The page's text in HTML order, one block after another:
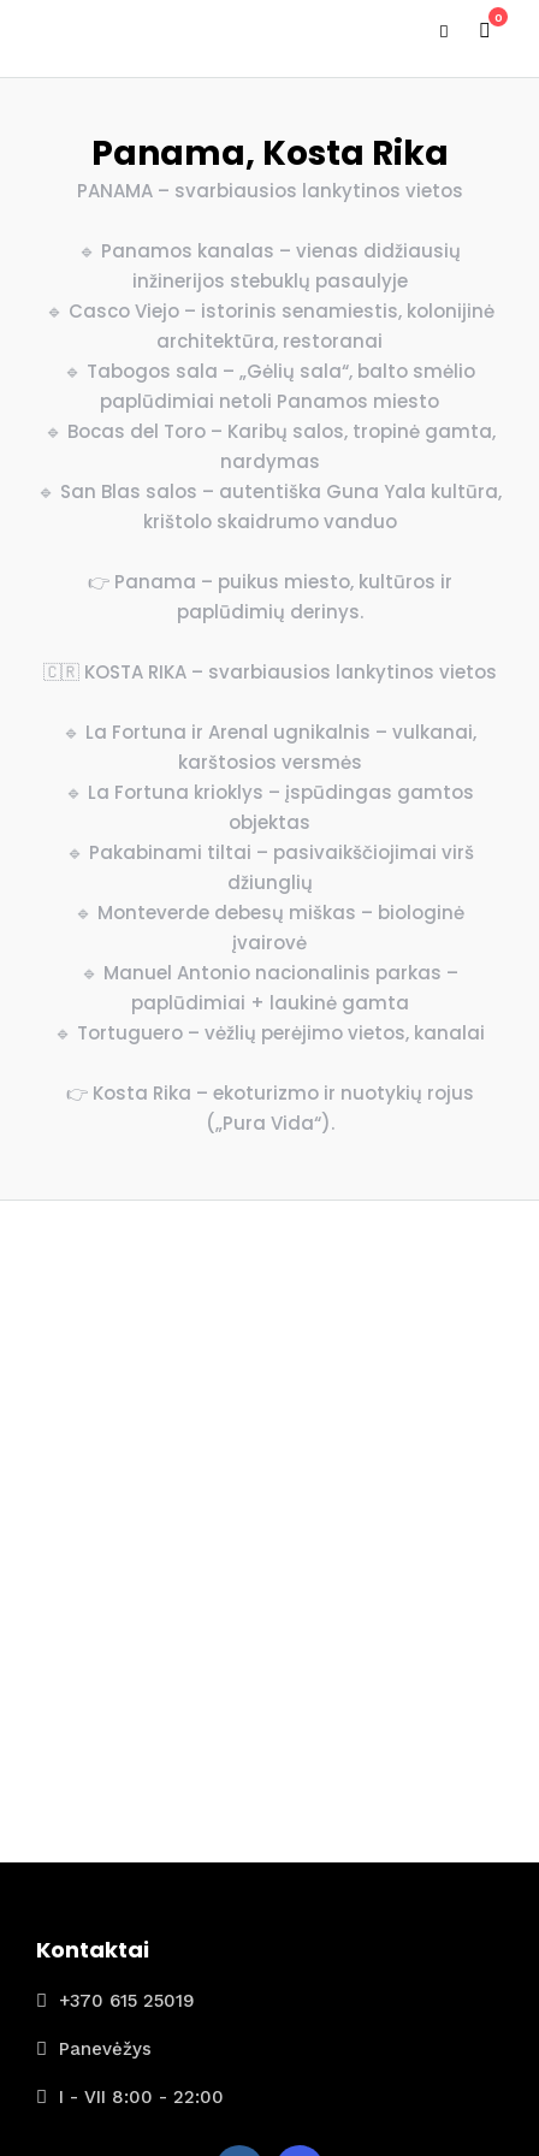
0
Panama, Kosta Rika
PANAMA – svarbiausios lankytinos vietos
🔹 Panamos kanalas – vienas didžiausių
inžinerijos stebuklų pasaulyje
🔹 Casco Viejo – istorinis senamiestis, kolonijinė
architektūra, restoranai
🔹 Tabogos sala – „Gėlių sala“, balto smėlio
paplūdimiai netoli Panamos miesto
🔹 Bocas del Toro – Karibų salos, tropinė gamta,
nardymas
🔹 San Blas salos – autentiška Guna Yala kultūra,
krištolo skaidrumo vanduo
👉 Panama – puikus miesto, kultūros ir
paplūdimių derinys.
🇨🇷 KOSTA RIKA – svarbiausios lankytinos vietos
🔹 La Fortuna ir Arenal ugnikalnis – vulkanai,
karštosios versmės
🔹 La Fortuna krioklys – įspūdingas gamtos
objektas
🔹 Pakabinami tiltai – pasivaikščiojimai virš
džiunglių
🔹 Monteverde debesų miškas – biologinė
įvairovė
🔹 Manuel Antonio nacionalinis parkas –
paplūdimiai + laukinė gamta
🔹 Tortuguero – vėžlių perėjimo vietos, kanalai
👉 Kosta Rika – ekoturizmo ir nuotykių rojus
(„Pura Vida“).
Kontaktai
+370 615 25019
Panevėžys
I - VII 8:00 - 22:00